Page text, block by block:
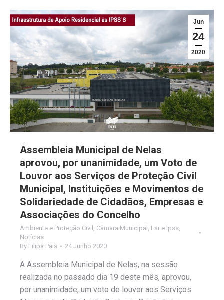
Jun
24
2020
Assembleia Municipal de Nelas
aprovou, por unanimidade, um Voto de
Louvor aos Serviços de Proteção Civil
Municipal, Instituições e Movimentos de
Solidariedade de Cidadãos, Empresas e
Associações do Concelho
Ambiente e Proteção Civil , Câmara Municipal , Lar e Ipss,
Notícias
By Filipa Pais 24 Junho 2020
A Assembleia Municipal de Nelas, na sessão
realizada no passado dia 19 deste mês, aprovou,
por unanimidade, um voto de louvor aos Serviços